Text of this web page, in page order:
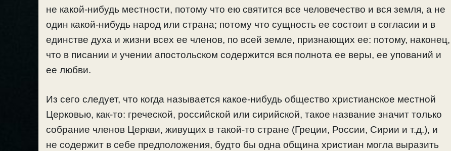
не какой-нибудь местности, потому что ею святится все человечество и вся земля, а не
один какой-нибудь народ или страна; потому что сущность ее состоит в согласии и в
единстве духа и жизни всех ее членов, по всей земле, признающих ее: потому, наконец,
что в писании и учении апостольском содержится вся полнота ее веры, ее упований и
ее любви.
Из сего следует, что когда называется какое-нибудь общество христианское местной
Церковью, как-то: греческой, российской или сирийской, такое название значит только
собрание членов Церкви, живущих в такой-то стране (Греции, России, Сирии и т.д.), и
не содержит в себе предположения, будто бы одна община христиан могла выразить